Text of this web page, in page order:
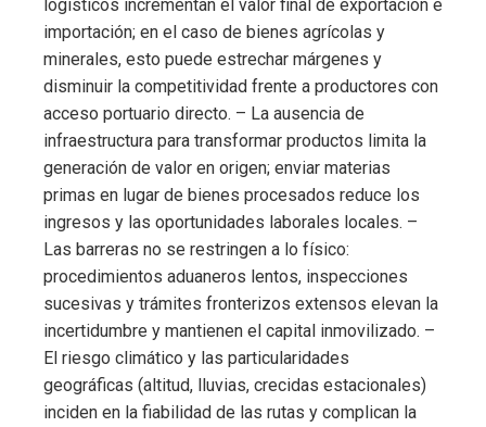
logísticos incrementan el valor final de exportación e
importación; en el caso de bienes agrícolas y
minerales, esto puede estrechar márgenes y
disminuir la competitividad frente a productores con
acceso portuario directo. – La ausencia de
infraestructura para transformar productos limita la
generación de valor en origen; enviar materias
primas en lugar de bienes procesados reduce los
ingresos y las oportunidades laborales locales. –
Las barreras no se restringen a lo físico:
procedimientos aduaneros lentos, inspecciones
sucesivas y trámites fronterizos extensos elevan la
incertidumbre y mantienen el capital inmovilizado. –
El riesgo climático y las particularidades
geográficas (altitud, lluvias, crecidas estacionales)
inciden en la fiabilidad de las rutas y complican la